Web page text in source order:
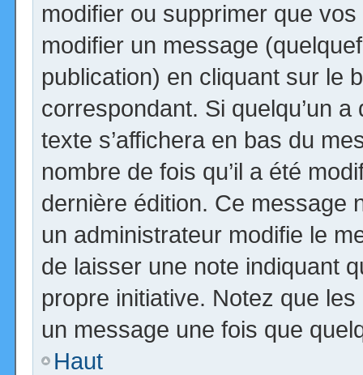
modifier ou supprimer que
modifier un message
publication) en cliquant sur le
correspondant. Si quelqu’un
texte s’affichera en bas du
nombre de fois qu’il a été
dernière édition. Ce message
un administrateur modifie le
de laisser une note indiquant
propre initiative. Notez que
un message une fois que
Haut